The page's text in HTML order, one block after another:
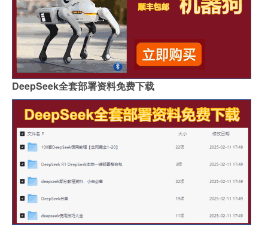
DeepSeek全套部署资料免费下载